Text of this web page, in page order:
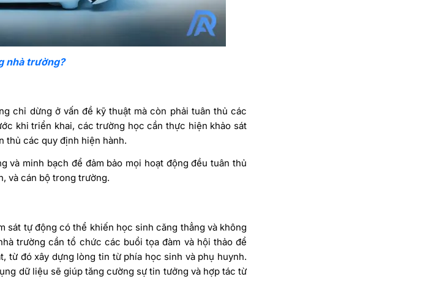
nhà trường?
chỉ dừng ở vấn đề kỹ thuật mà còn phải tuân thủ các
khi triển khai, các trường học cần thực hiện khảo sát
thủ các quy định hiện hành.
và minh bạch để đảm bảo mọi hoạt động đều tuân thủ
và cán bộ trong trường.
sát tự động có thể khiến học sinh căng thẳng và không
trường cần tổ chức các buổi tọa đàm và hội thảo để
từ đó xây dựng lòng tin từ phía học sinh và phụ huynh.
dữ liệu sẽ giúp tăng cường sự tin tưởng và hợp tác từ